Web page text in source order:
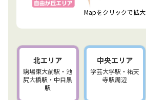
Mapをクリックで拡大
北エリア
駒場東大前駅・池
尻大橋駅・中目黒
駅
中央エリア
学芸大学駅・祐天
寺駅周辺